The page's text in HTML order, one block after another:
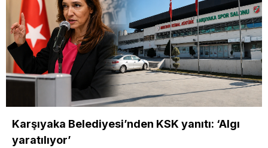
Karşıyaka Belediyesi’nden KSK yanıtı: ‘Algı
yaratılıyor’